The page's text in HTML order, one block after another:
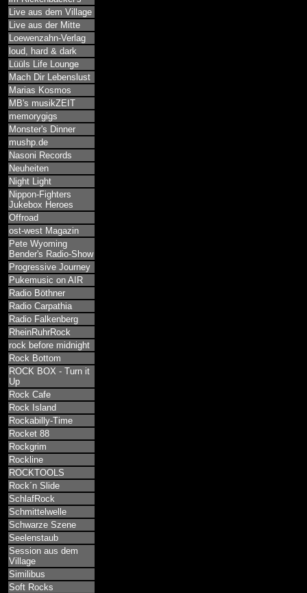
Live aus dem Village
Live aus der Mitte
Loewenzahn-Verlag
loud, hard & dark
Lüüls Life Lounge
Mach Dir Lebenslust
Marias Kosmos
MB's musikZEIT
memorygigs
Monster's Dinner
mushp.de
Nasoni Records
Neuheiten
Night Light
Nippon-Fighters
Jukebox Heroes
Offroad
ost-west Magazin
Pete Wyoming
Bender's Radio-Show
Progressive Journey
Pukemusic on AIR
Radio Böthner
Radio Carpathia
Radio Falkenberg
RheinRuhrRock
rock before midnight
Rock Bottom
ROCK BOX - Turn it
Up
Rock Cafe
Rock Island
Rockabilly-Time
Rocket 88
Rockgrim
Rockline
ROCKTOOLS
Rock´n Slide
SchlafRock
Schmittelwelle
Schwarze Szene
Seelenstaub
Session aus dem
Village
Similibus
Soft Rocks